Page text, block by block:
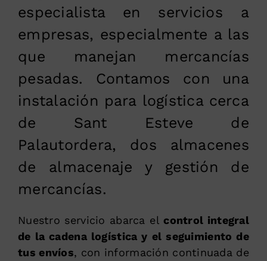
especialista en servicios a
empresas, especialmente a las
que manejan mercancías
pesadas. Contamos con una
instalación para logística cerca
de Sant Esteve de
Palautordera, dos almacenes
de almacenaje y gestión de
mercancías.
Nuestro servicio abarca elcontrol integral
de la cadena logística y el seguimiento de
tus envíos, con información continuada de